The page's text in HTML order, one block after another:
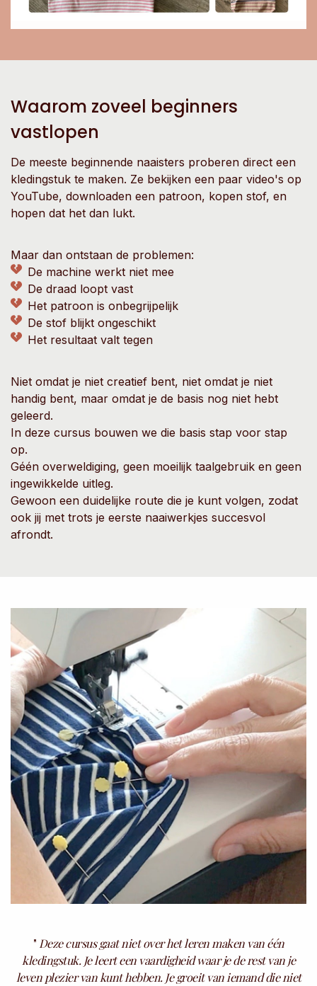
Waarom zoveel beginners
vastlopen
De meeste beginnende naaisters proberen direct een
kledingstuk te maken. Ze bekijken een paar video's op
YouTube, downloaden een patroon, kopen stof, en
hopen dat het dan lukt.
Maar dan ontstaan de problemen:
De machine werkt niet mee
De draad loopt vast
Het patroon is onbegrijpelijk
De stof blijkt ongeschikt
Het resultaat valt tegen
Niet omdat je niet creatief bent, niet omdat je niet
handig bent, maar omdat je de basis nog niet hebt
geleerd.
In deze cursus bouwen we die basis stap voor stap
op.
Géén overweldiging, geen moeilijk taalgebruik en geen
ingewikkelde uitleg.
Gewoon een duidelijke route die je kunt volgen, zodat
ook jij met trots je eerste naaiwerkjes succesvol
afrondt.
" Deze cursus gaat niet over het leren maken van één
kledingstuk. Je leert een vaardigheid waar je de rest van je
leven plezier van kunt hebben. Je groeit van iemand die niet